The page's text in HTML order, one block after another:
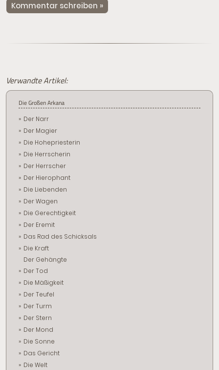
Kommentar schreiben »
Verwandte Artikel:
Die Großen Arkana
Der Narr
Der Magier
Die Hohepriesterin
Die Herrscherin
Der Herrscher
Der Hierophant
Die Liebenden
Der Wagen
Die Gerechtigkeit
Der Eremit
Das Rad des Schicksals
Die Kraft
Der Gehängte
Der Tod
Die Mäßigkeit
Der Teufel
Der Turm
Der Stern
Der Mond
Die Sonne
Das Gericht
Die Welt